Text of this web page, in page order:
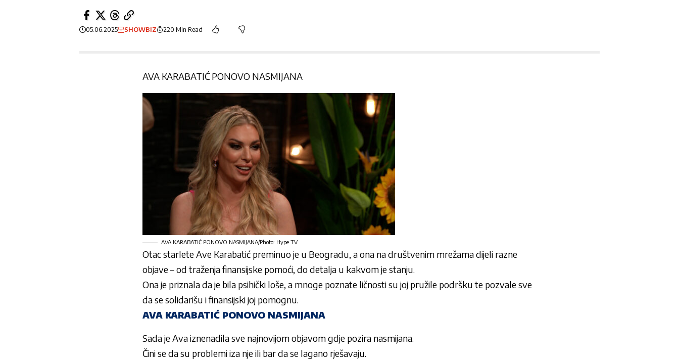
05.06.2025 SHOWBIZ 220 Min Read
AVA KARABATIĆ PONOVO NASMIJANA
AVA KARABATIĆ PONOVO NASMIJANA/Photo: Hype TV
Otac starleteAve Karabatić preminuo je u Beogradu, a ona na društvenim mrežama dijeli razne
objave – od traženja finansijske pomoći, do detalja u kakvom je stanju.
Ona je priznala da je bila psihički loše, a mnoge poznate ličnosti su joj pružile podršku te pozvale sve
da se solidarišu i finansijski joj pomognu.
AVA KARABATIĆ PONOVO NASMIJANA
Sada jeAvaiznenadila sve najnovijom objavom gdje pozira nasmijana.
Čini se da su problemi iza nje ili bar da se lagano rješavaju.